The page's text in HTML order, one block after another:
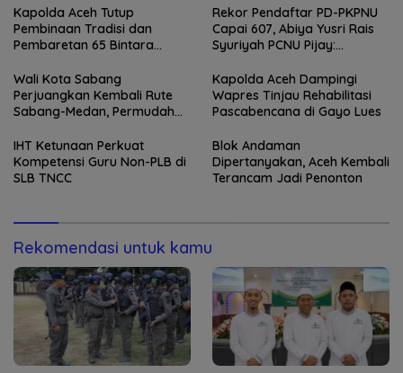
Kapolda Aceh Tutup
Pembinaan Tradisi dan
Pembaretan 65 Bintara
Rekor Pendaftar PD-PKPNU
Capai 607, Abiya Yusri Rais
Syuriyah PCNU Pijay:
Jantung Jam’iyah
Wali Kota Sabang
Perjuangkan Kembali Rute
Sabang-Medan, Permudah
Weh
Kapolda Aceh Dampingi
Wapres Tinjau Rehabilitasi
Pascabencana di Gayo Lues
IHT Ketunaan Perkuat
Kompetensi Guru Non-PLB di
SLB TNCC
Blok Andaman
Dipertanyakan, Aceh Kembali
Terancam Jadi Penonton
Rekomendasi untuk kamu